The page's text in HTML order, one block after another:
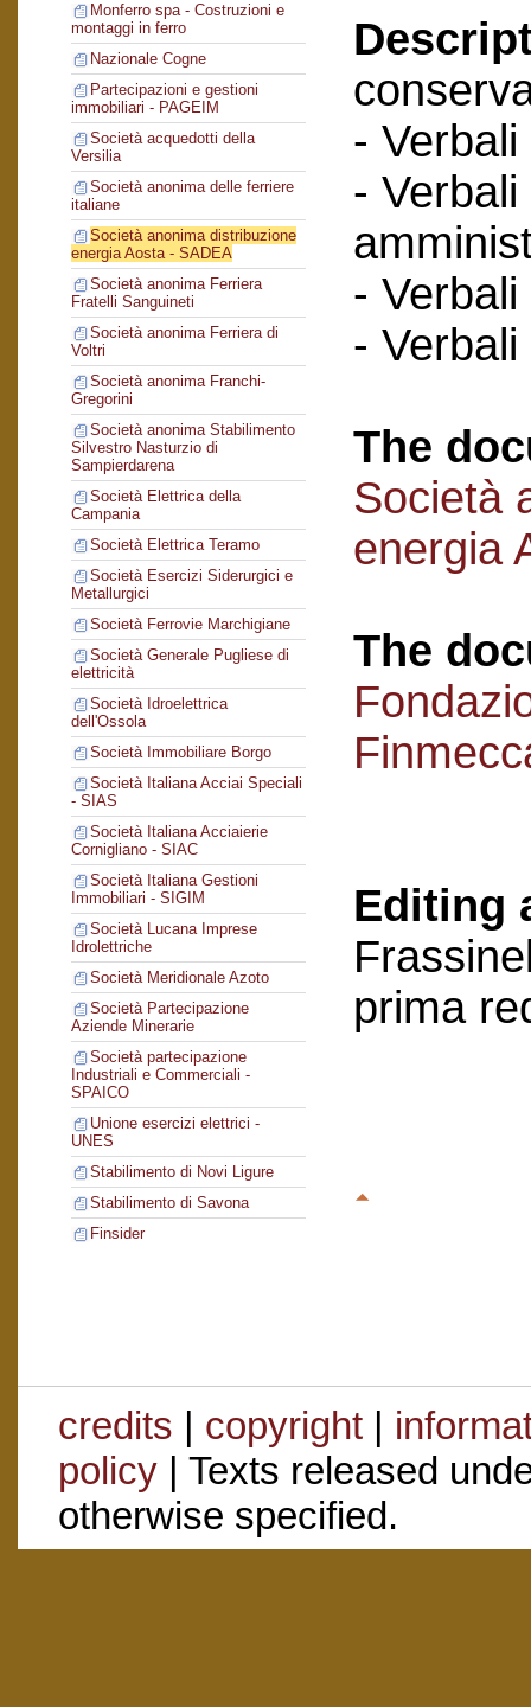
Monferro spa - Costruzioni e
montaggi in ferro
Nazionale Cogne
Partecipazioni e gestioni
immobiliari - PAGEIM
Società acquedotti della
Versilia
Società anonima delle ferriere
italiane
Società anonima distribuzione
energia Aosta - SADEA
Società anonima Ferriera
Fratelli Sanguineti
Società anonima Ferriera di
Voltri
Società anonima Franchi-
Gregorini
Società anonima Stabilimento
Silvestro Nasturzio di
Sampierdarena
Società Elettrica della
Campania
Società Elettrica Teramo
Società Esercizi Siderurgici e
Metallurgici
Società Ferrovie Marchigiane
Società Generale Pugliese di
elettricità
Società Idroelettrica
dell'Ossola
Società Immobiliare Borgo
Società Italiana Acciai Speciali
- SIAS
Società Italiana Acciaierie
Cornigliano - SIAC
Società Italiana Gestioni
Immobiliari - SIGIM
Società Lucana Imprese
Idrolettriche
Società Meridionale Azoto
Società Partecipazione
Aziende Minerarie
Società partecipazione
Industriali e Commerciali -
SPAICO
Unione esercizi elettrici -
UNES
Stabilimento di Novi Ligure
Stabilimento di Savona
Finsider
-
-
-
-
The
Società
energia
The
Editing
prima
credits | copyright|
policy| Texts released
otherwise specified.